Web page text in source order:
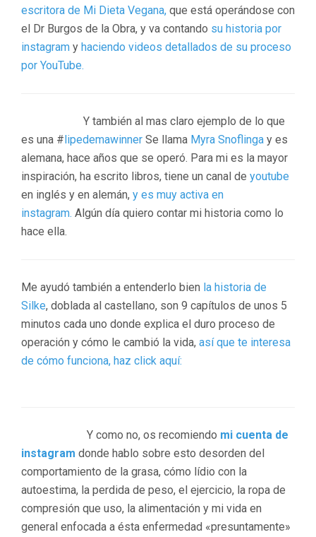
escritora de Mi Dieta Vegana, que está operándose con
el Dr Burgos de la Obra, y va contando su historia por
instagram y haciendo videos detallados de su proceso
por YouTube.
Y también al mas claro ejemplo de lo que
es una # lipedemawinner Se llama Myra Snoflinga y es
alemana, hace años que se operó. Para mi es la mayor
inspiración, ha escrito libros, tiene un canal de youtube
en inglés y en alemán, y es muy activa en
instagram. Algún día quiero contar mi historia como lo
hace ella.
Me ayudó también a entenderlo bien la historia de
Silke, doblada al castellano, son 9 capítulos de unos 5
minutos cada uno donde explica el duro proceso de
operación y cómo le cambió la vida, así que te interesa
de cómo funciona, haz click aquí:
Y como no, os recomiendo mi cuenta de
instagram donde hablo sobre esto desorden del
comportamiento de la grasa, cómo lídio con la
autoestima, la perdida de peso, el ejercicio, la ropa de
compresión que uso, la alimentación y mi vida en
general enfocada a ésta enfermedad «presuntamente»